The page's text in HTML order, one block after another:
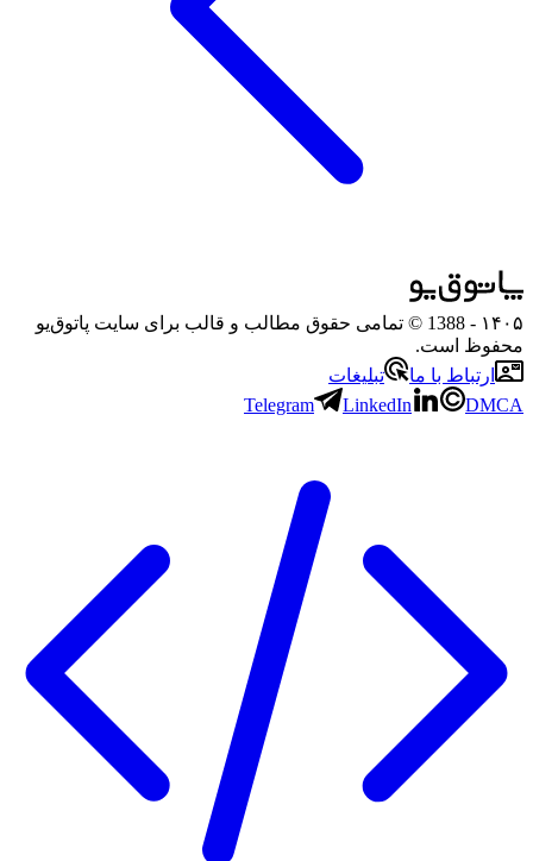
۱۴۰۵
- 1388 © تمامی حقوق مطالب و قالب برای سایت پاتوق‌یو
محفوظ است.
ارتباط با ما
تبلیغات
Telegram
LinkedIn DMCA